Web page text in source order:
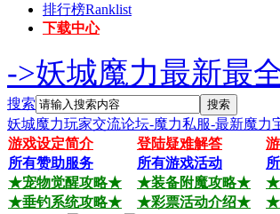
排行榜Ranklist
下载中心
->妖城魔力最新最
搜索 搜索
妖城魔力玩家交流论坛-魔力私服-最新魔力
游戏设定简介
登陆疑难解答
所有赞助服务
所有游戏活动
★宠物觉醒攻略★
★装备附魔攻略★ ★
★垂钓系统攻略★
★彩票活动介绍★ ★